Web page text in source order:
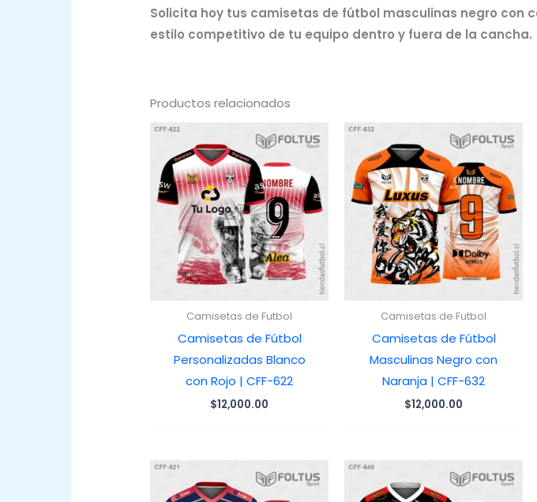
Solicita hoy tus camisetas de fútbol masculinas negro con
estilo competitivo de tu equipo dentro y fuera de la cancha.
Productos relacionados
Camisetas de Futbol
Camisetas de Fútbol
Personalizadas Blanco
con Rojo | CFF-622
$12,000.00
Camisetas de Futbol
Camisetas de Fútbol
Masculinas Negro con
Naranja | CFF-632
$12,000.00